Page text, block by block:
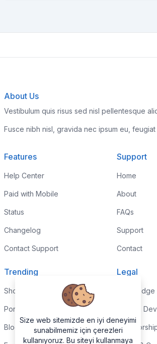
About Us
Vestibulum quis risus sed nisl pellentesque
Fusce nibh nisl, gravida nec ipsum eu,
Features
Help Center
Paid with Mobile
Status
Changelog
Contact Support
Support
Home
About
FAQs
Support
Contact
Trending
Shop
Portfolio
Blog
Legal
Custom
Size web sitemizde en iyi deneyimi
sunabilmemiz için çerezleri
kullanıyoruz. Bu siteyi kullanmaya